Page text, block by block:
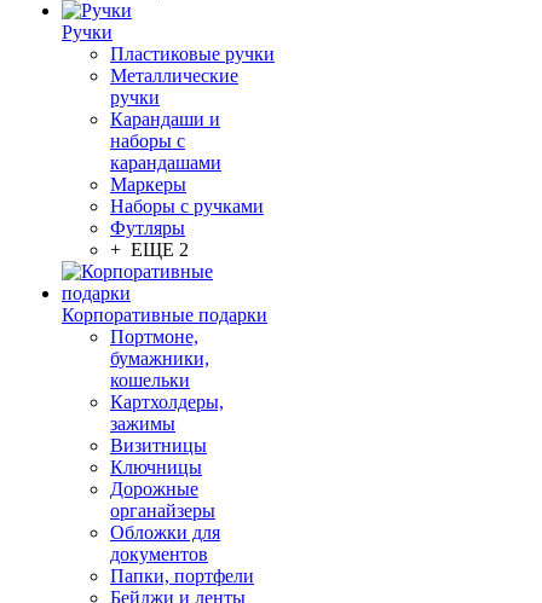
Ручки
Пластиковые ручки
Металлические
ручки
Карандаши и
наборы с
карандашами
Маркеры
Наборы с ручками
Футляры
+ ЕЩЕ 2
Корпоративные подарки
Портмоне,
бумажники,
кошельки
Картхолдеры,
зажимы
Визитницы
Ключницы
Дорожные
органайзеры
Обложки для
документов
Папки, портфели
Бейджи и ленты